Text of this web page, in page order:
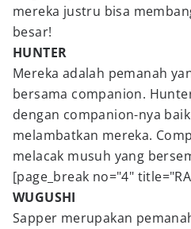
mereka justru bisa
besar!
HUNTER
Mereka adalah pemanah
bersama companion.
dengan companion-nya
melambatkan mereka.
melacak musuh yang
[page_break no="4"
WUGUSHI
Sapper merupakan